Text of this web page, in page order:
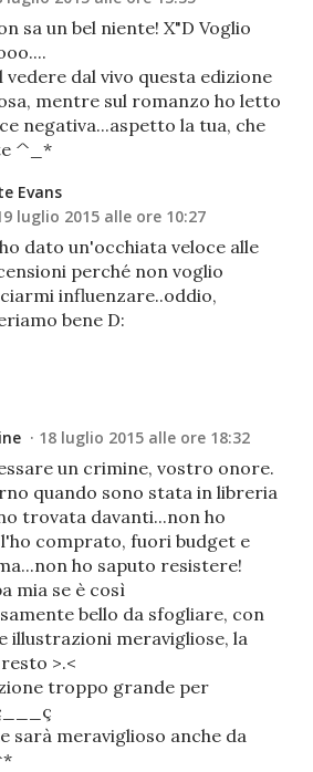
sa un bel niente! X"D Voglio
vedere dal vivo questa edizione
mentre sul romanzo ho letto
negativa...aspetto la tua, che
^_*
Evans
luglio 2015 alle ore 10:27
dato un'occhiata veloce alle
perché non voglio
influenzare..oddio,
bene D:
18 luglio 2015 alle ore 18:32
un crimine, vostro onore.
quando sono stata in libreria
trovata davanti...non ho
comprato, fuori budget e
ho saputo resistere!
mia se è così
bello da sfogliare, con
illustrazioni meravigliose, la
>.<
troppo grande per
sarà meraviglioso anche da